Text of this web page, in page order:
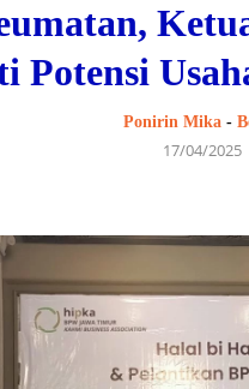
Potensi
Ponirin Mika-
17/04/2025